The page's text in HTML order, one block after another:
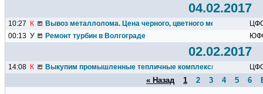
04.02.2017
10:27 К Вывоз металлолома. Цена черного, цветного металлолома.
00:13 У Ремонт турбин в Волгограде
02.02.2017
14:08 К Выкупим промышленные тепличные комплексы под
« Назад 1 2 3 4 5 6